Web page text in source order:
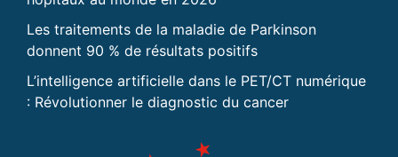
Les traitements de la maladie de Parkinson
donnent 90 % de résultats positifs
L’intelligence artificielle dans le PET/CT numérique
: Révolutionner le diagnostic du cancer